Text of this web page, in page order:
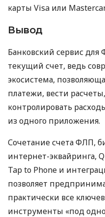
карты Visa или
Вывод
Банковский сервис
текущий счет, ведь
экосистема,
платежи, вести
контролировать
из одного приложения.
Сочетание счета ФЛП,
интернет-эквайринга,
Tap to Phone и
позволяет
практически все
инструменты «под